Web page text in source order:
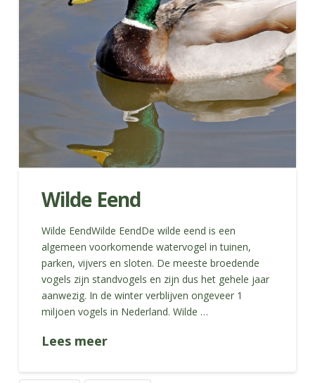
Wilde Eend
Wilde EendWilde EendDe wilde eend is een
algemeen voorkomende watervogel in tuinen,
parken, vijvers en sloten. De meeste broedende
vogels zijn standvogels en zijn dus het gehele jaar
aanwezig. In de winter verblijven ongeveer 1
miljoen vogels in Nederland. Wilde …
Lees meer